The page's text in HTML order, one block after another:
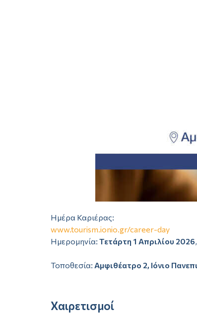
Ημέρα Καριέρας:
www.tourism.ionio.gr/career-day
Ημερομηνία: Τετάρτη 1 Απριλίου 2026
Τοποθεσία: Αμφιθέατρο 2, Ιόνιο
Χαιρετισμοί